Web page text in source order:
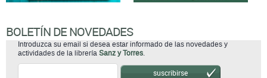
BOLETÍN DE NOVEDADES
Introduzca su email si desea estar informado de las novedades y
actividades de la librería Sanz y Torres.
suscribirse